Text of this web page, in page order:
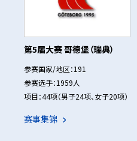
第5届大赛 哥德堡（瑞典）
参赛国家/地区：191
参赛选手：1959人
项目：44项（男子24项、女子20项）
赛事集锦